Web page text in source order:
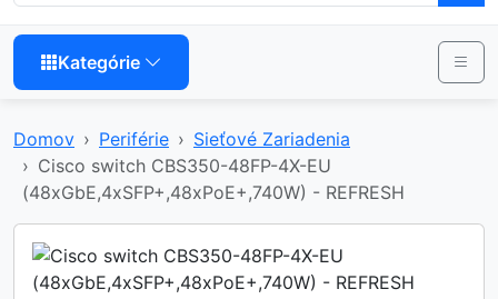
Kategórie
Domov Periférie
Sieťové Zariadenia
Cisco switch CBS350-48FP-4X-EU
(48xGbE,4xSFP+,48xPoE+,740W) - REFRESH